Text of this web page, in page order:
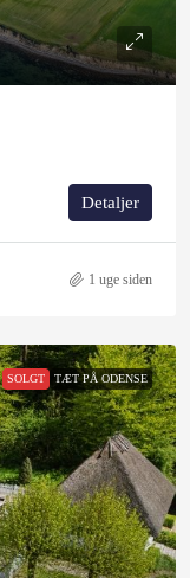
Detaljer
1 uge siden
SOLGT TÆT PÅ ODENSE